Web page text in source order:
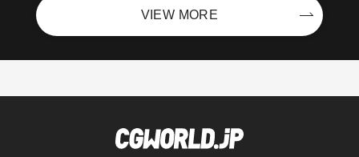
VIEW MORE